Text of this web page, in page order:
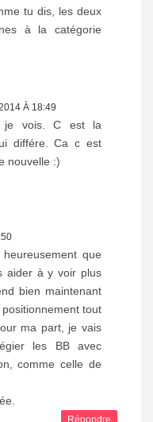
tu dis, les deux
à la catégorie
À 18:49
je vois. C est la
différe. Ca c est
nouvelle :)
que
aider à y voir plus
bien maintenant
tout
ma part, je vais
les BB avec
comme celle de
Répondre